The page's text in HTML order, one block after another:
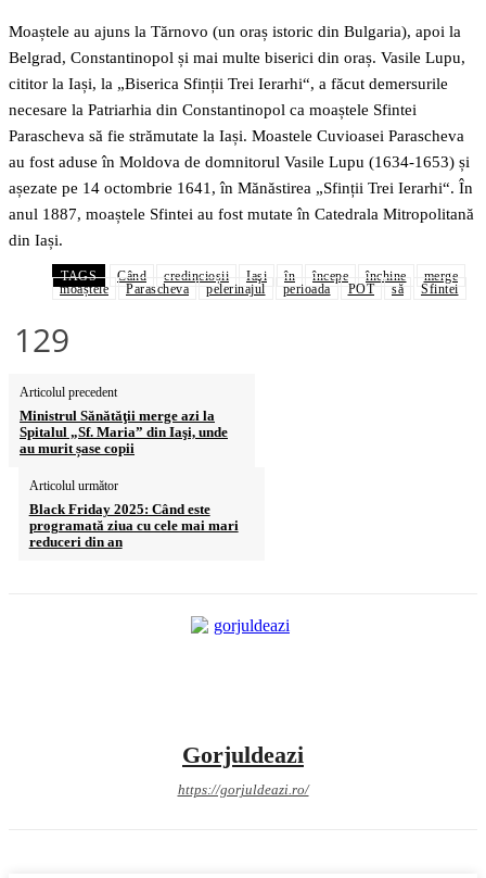
Moaștele au ajuns la Tărnovo (un oraș istoric din Bulgaria), apoi la
Belgrad, Constantinopol și mai multe biserici din oraș. Vasile Lupu,
cititor la Iași, la „Biserica Sfinții Trei Ierarhi“, a făcut demersurile
necesare la Patriarhia din Constantinopol ca moaștele Sfintei
Parascheva să fie strămutate la Iași. Moastele Cuvioasei Parascheva
au fost aduse în Moldova de domnitorul Vasile Lupu (1634-1653) și
așezate pe 14 octombrie 1641, în Mănăstirea „Sfinții Trei Ierarhi“. În
anul 1887, moaștele Sfintei au fost mutate în Catedrala Mitropolitană
din Iași.
TAGS Când credincioșii Iaşi în începe închine
merge
moaștele
Parascheva pelerinajul perioada POT să Sfintei
129
Articolul precedent
Ministrul Sănătăţii merge azi la
Spitalul „Sf. Maria” din Iaşi, unde
au murit șase copii
Articolul următor
Black Friday 2025: Când este
programată ziua cu cele mai mari
reduceri din an
Gorjuldeazi
https://gorjuldeazi.ro/